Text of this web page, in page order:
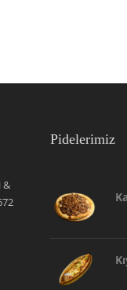
&
Pidelerimiz